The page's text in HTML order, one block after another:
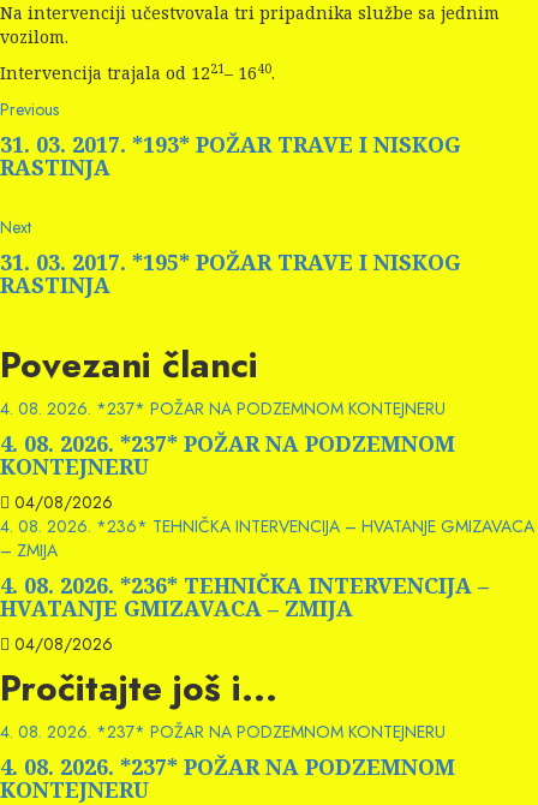
Na intervenciji učestvovala tri pripadnika službe sa jednim
vozilom.
Intervencija trajala od 1221– 1640.
Continue
Reading
PreviousPrevious
post:
31. 03. 2017. *193* POŽAR TRAVE I NISKOG
RASTINJA
NextNext
post:
31. 03. 2017. *195* POŽAR TRAVE I NISKOG
RASTINJA
Povezani članci
4. 08. 2026. *237* POŽAR NA PODZEMNOM KONTEJNERU
4. 08. 2026. *237* POŽAR NA PODZEMNOM
KONTEJNERU
04/08/2026
4. 08. 2026. *236* TEHNIČKA INTERVENCIJA – HVATANJE GMIZAVACA
– ZMIJA
4. 08. 2026. *236* TEHNIČKA INTERVENCIJA –
HVATANJE GMIZAVACA – ZMIJA
04/08/2026
Pročitajte još i...
4. 08. 2026. *237* POŽAR NA PODZEMNOM KONTEJNERU
4. 08. 2026. *237* POŽAR NA PODZEMNOM
KONTEJNERU